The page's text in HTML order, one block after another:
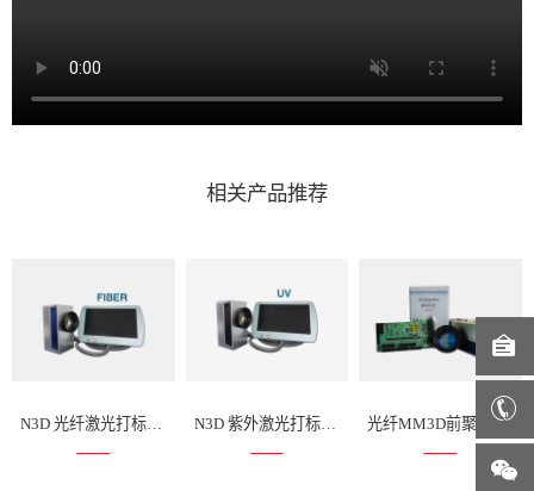
相关产品推荐
N3D 紫外激光打标套件 光纤MM3D前聚焦激光打标套件